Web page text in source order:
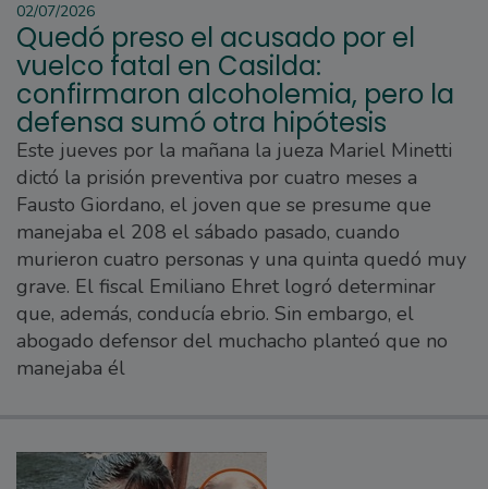
02/07/2026
Quedó preso el acusado por el
vuelco fatal en Casilda:
confirmaron alcoholemia, pero la
defensa sumó otra hipótesis
Este jueves por la mañana la jueza Mariel Minetti
dictó la prisión preventiva por cuatro meses a
Fausto Giordano, el joven que se presume que
manejaba el 208 el sábado pasado, cuando
murieron cuatro personas y una quinta quedó muy
grave. El fiscal Emiliano Ehret logró determinar
que, además, conducía ebrio. Sin embargo, el
abogado defensor del muchacho planteó que no
manejaba él